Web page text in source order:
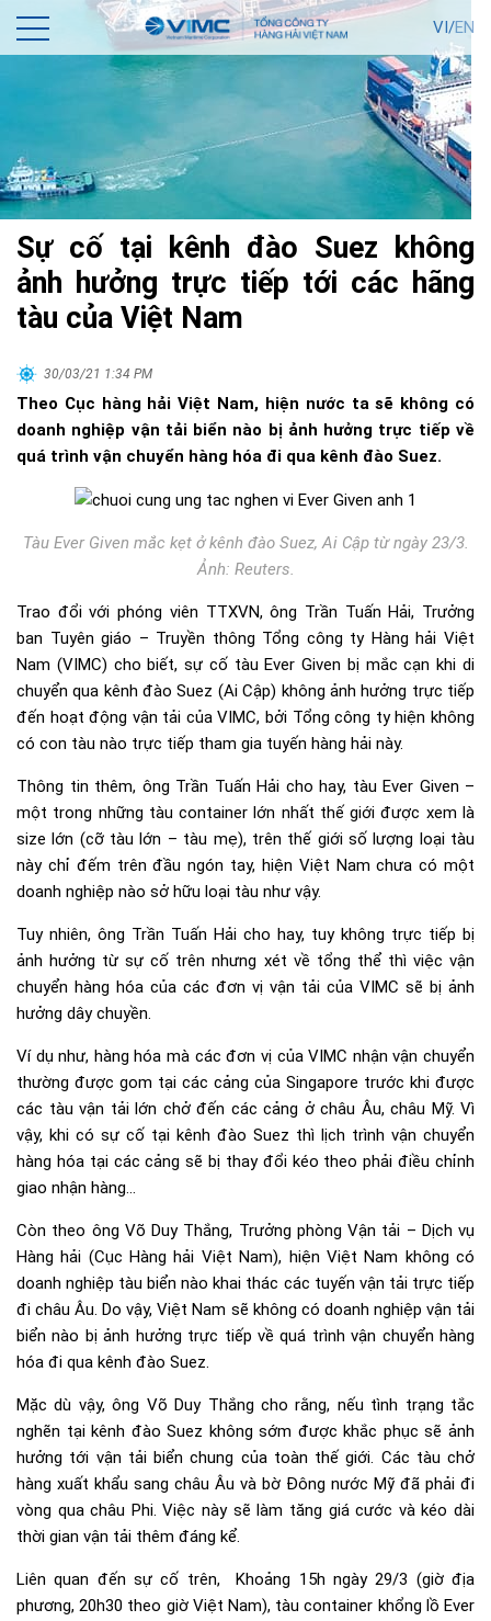
VI/EN
Sự cố tại kênh đào Suez không
ảnh hưởng trực tiếp tới các hãng
tàu của Việt Nam
30/03/21 1:34 PM
Theo Cục hàng hải Việt Nam, hiện nước ta sẽ không có
doanh nghiệp vận tải biển nào bị ảnh hưởng trực tiếp về
quá trình vận chuyển hàng hóa đi qua kênh đào Suez.
Tàu Ever Given mắc kẹt ở kênh đào Suez, Ai Cập từ ngày 23/3.
Ảnh: Reuters.
Trao đổi với phóng viên TTXVN, ông Trần Tuấn Hải, Trưởng
ban Tuyên giáo – Truyền thông Tổng công ty Hàng hải Việt
Nam (VIMC) cho biết, sự cố tàu Ever Given bị mắc cạn khi di
chuyển qua kênh đào Suez (Ai Cập) không ảnh hưởng trực tiếp
đến hoạt động vận tải của VIMC, bởi Tổng công ty hiện không
có con tàu nào trực tiếp tham gia tuyến hàng hải này.
Thông tin thêm, ông Trần Tuấn Hải cho hay, tàu Ever Given –
một trong những tàu container lớn nhất thế giới được xem là
size lớn (cỡ tàu lớn – tàu mẹ), trên thế giới số lượng loại tàu
này chỉ đếm trên đầu ngón tay, hiện Việt Nam chưa có một
doanh nghiệp nào sở hữu loại tàu như vậy.
Tuy nhiên, ông Trần Tuấn Hải cho hay, tuy không trực tiếp bị
ảnh hưởng từ sự cố trên nhưng xét về tổng thể thì việc vận
chuyển hàng hóa của các đơn vị vận tải của VIMC sẽ bị ảnh
hưởng dây chuyền.
Ví dụ như, hàng hóa mà các đơn vị của VIMC nhận vận chuyển
thường được gom tại các cảng của Singapore trước khi được
các tàu vận tải lớn chở đến các cảng ở châu Âu, châu Mỹ. Vì
vậy, khi có sự cố tại kênh đào Suez thì lịch trình vận chuyển
hàng hóa tại các cảng sẽ bị thay đổi kéo theo phải điều chỉnh
giao nhận hàng…
Còn theo ông Võ Duy Thắng, Trưởng phòng Vận tải – Dịch vụ
Hàng hải (Cục Hàng hải Việt Nam), hiện Việt Nam không có
doanh nghiệp tàu biển nào khai thác các tuyến vận tải trực tiếp
đi châu Âu. Do vậy, Việt Nam sẽ không có doanh nghiệp vận tải
biển nào bị ảnh hưởng trực tiếp về quá trình vận chuyển hàng
hóa đi qua kênh đào Suez.
Mặc dù vậy, ông Võ Duy Thắng cho rằng, nếu tình trạng tắc
nghẽn tại kênh đào Suez không sớm được khắc phục sẽ ảnh
hưởng tới vận tải biển chung của toàn thế giới. Các tàu chở
hàng xuất khẩu sang châu Âu và bờ Đông nước Mỹ đã phải đi
vòng qua châu Phi. Việc này sẽ làm tăng giá cước và kéo dài
thời gian vận tải thêm đáng kể.
Liên quan đến sự cố trên, Khoảng 15h ngày 29/3 (giờ địa
phương, 20h30 theo giờ Việt Nam), tàu container khổng lồ Ever